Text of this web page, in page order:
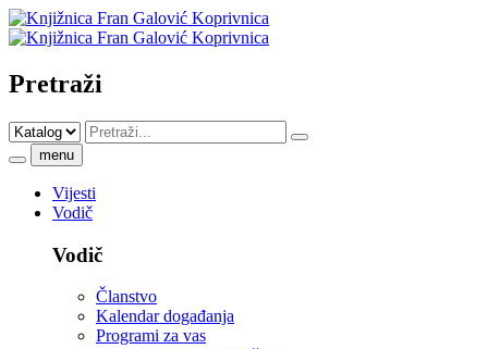
Pretraži
menu
Vijesti
Vodič
Vodič
Članstvo
Kalendar događanja
Programi za vas